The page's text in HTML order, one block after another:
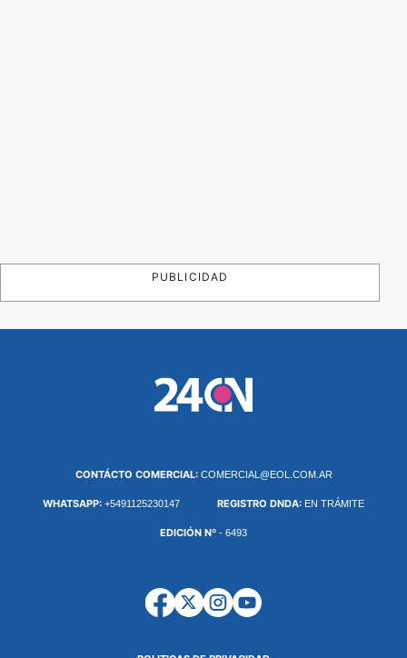
PUBLICIDAD
CONTÁCTO COMERCIAL: COMERCIAL@EOL.COM.AR
WHATSAPP: +5491125230147 REGISTRO DNDA: EN TRÁMITE
EDICIÓN Nº - 6493